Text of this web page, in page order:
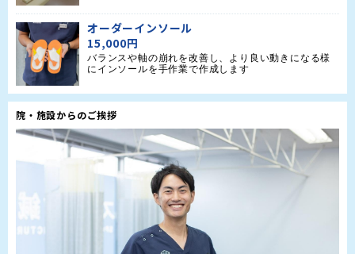
オーダーインソール
15,000円
バランスや軸の崩れを改善し、より良い動きになる様
にインソールを手作業で作成します
院・施設からのご挨拶